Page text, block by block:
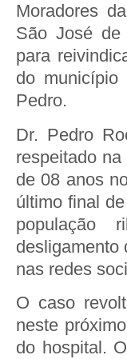
Moradores
São José de
para
do
Pedro.
Dr. Pedro
respeitado
de 08 anos
último final
população
desligamento
nas redes
O caso
neste
do hospital.